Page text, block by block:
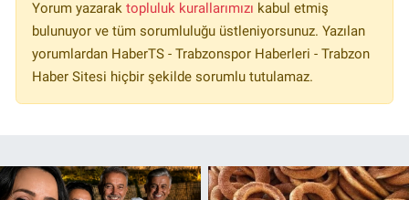
Yorum yazarak topluluk kurallarımızı kabul etmiş
bulunuyor ve tüm sorumluluğu üstleniyorsunuz. Yazılan
yorumlardan HaberTS - Trabzonspor Haberleri - Trabzon
Haber Sitesi hiçbir şekilde sorumlu tutulamaz.